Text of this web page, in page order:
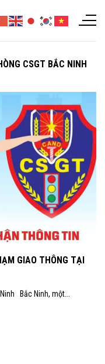
CSGT BẮC NINH
GIAO THÔNG TẠI
Bắc Ninh, một...